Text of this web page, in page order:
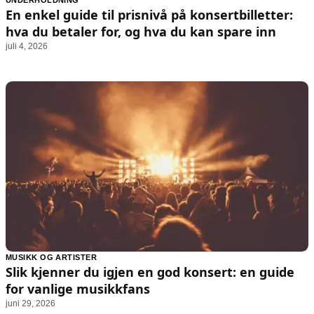
Animasjon
Sosiale medier
Musikk
Soundtrack
Brukervilkår
Personvernerklæring
Informasjon
Om oss
Kontakt oss
Forfattere og redaksjon
Retningslinjer for rettelser
En enkel guide til prisnivå på konsertbilletter:
hva du betaler for, og hva du kan spare inn
juli 4, 2026
MUSIKK OG ARTISTER
Slik kjenner du igjen en god konsert: en guide
for vanlige musikkfans
juni 29, 2026